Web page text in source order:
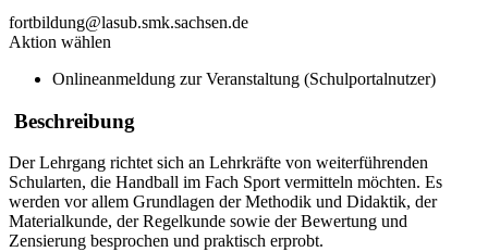
fortbildung@lasub.smk.sachsen.de
Aktion wählen
Onlineanmeldung zur Veranstaltung (Schulportalnutzer)
Beschreibung
Der Lehrgang richtet sich an Lehrkräfte von weiterführenden
Schularten, die Handball im Fach Sport vermitteln möchten. Es
werden vor allem Grundlagen der Methodik und Didaktik, der
Materialkunde, der Regelkunde sowie der Bewertung und
Zensierung besprochen und praktisch erprobt.